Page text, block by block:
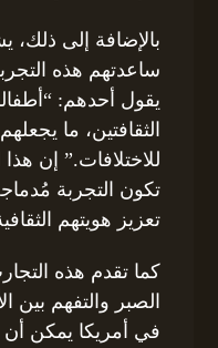
بالإضافة إلى ذلك،
ساعدتهم هذه
يقول أحدهم:
الثقافتين، ما
للاختلافات.” إن
تكون التجربة
تعزيز هويتهم
كما تقدم هذه
الصبر والتفهم بين
في أمريكا يمكن